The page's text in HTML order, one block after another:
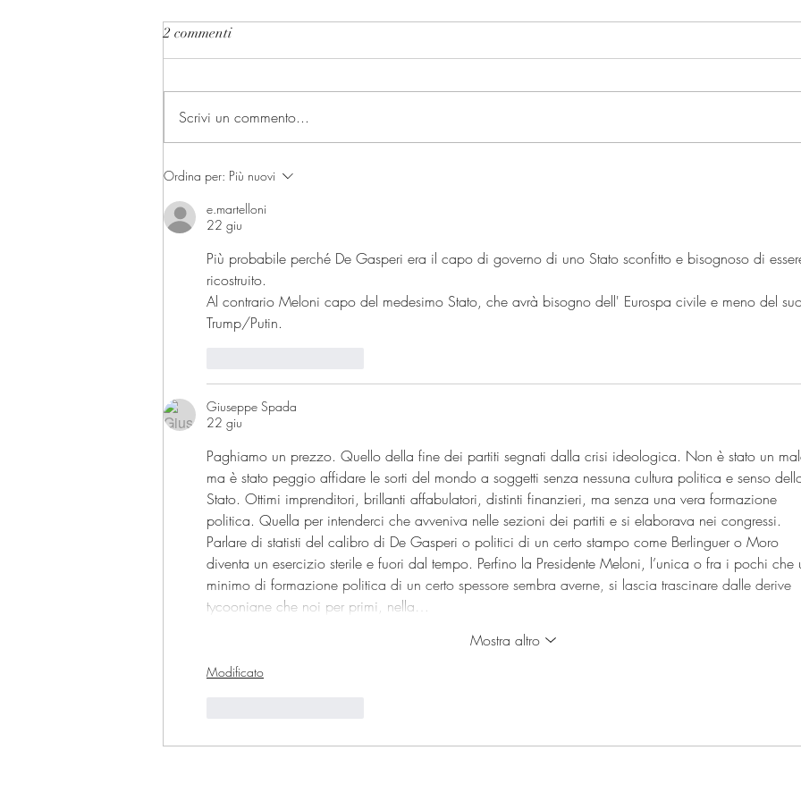
I presidenti delle Camere e la
Presidenza della Repubblica
2 commenti
Scrivi un commento...
Ordina per: Più nuovi
e.martelloni
22 giu
Più probabile perché De Gasperi era il capo di governo di uno Stato sconfitto e bisognoso di
ricostruito.
Al contrario Meloni capo del medesimo Stato, che avrà bisogno dell' Eurospa civile e meno del
Trump/Putin.
Giuseppe Spada
22 giu
Paghiamo un prezzo. Quello della fine dei partiti segnati dalla crisi ideologica. Non è stato un
ma è stato peggio affidare le sorti del mondo a soggetti senza nessuna cultura politica e senso
Stato. Ottimi imprenditori, brillanti affabulatori, distinti finanzieri, ma senza una vera formazione
politica. Quella per intenderci che avveniva nelle sezioni dei partiti e si elaborava nei congressi.
Parlare di statisti del calibro di De Gasperi o politici di un certo stampo come Berlinguer o Moro
diventa un esercizio sterile e fuori dal tempo. Perfino la Presidente Meloni, l’unica o fra i pochi che
minimo di formazione politica di un certo spessore sembra averne, si lascia trascinare dalle derive
tycooniane che noi per primi, nella…
Mostra altro
Modificato